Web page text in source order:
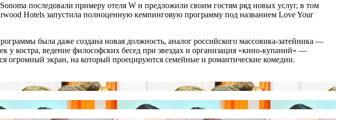
последовали примеру отеля W и предложили своим гостям ряд новых услуг, в том
Hotels запустила полноценную кемпинговую программу под названием Love Your
была даже создана новая должность, аналог российского массовика-затейника —
у костра, ведение философских бесед при звездах и организация «кино-купаний» —
огромный экран, на который проецируются семейные и романтические комедии.